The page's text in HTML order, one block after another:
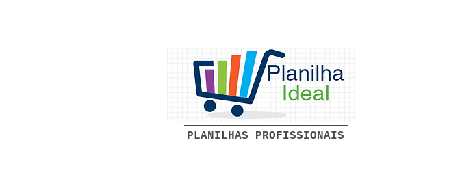
PLANILHAS PROFISSIONAIS